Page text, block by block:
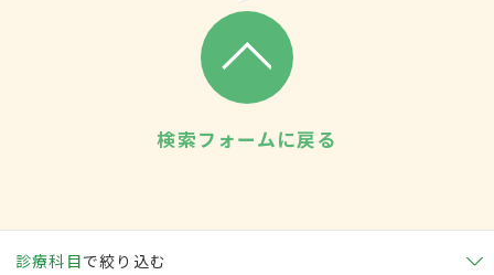
検索フォームに戻る
診療科目で絞り込む